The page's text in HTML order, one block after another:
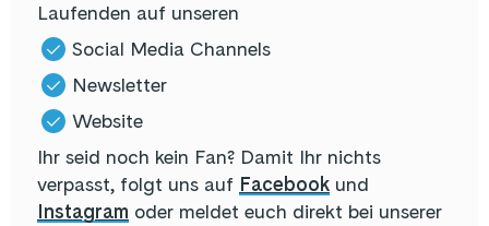
Laufenden auf unseren
Social Media Channels
Newsletter
Website
Ihr seid noch kein Fan? Damit Ihr nichts
verpasst, folgt uns auf Facebook und
Instagram oder meldet euch direkt bei unserer